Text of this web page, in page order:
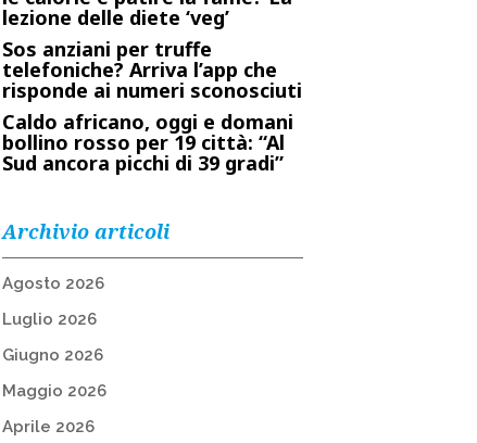
lezione delle diete ‘veg’
Sos anziani per truffe
telefoniche? Arriva l’app che
risponde ai numeri sconosciuti
Caldo africano, oggi e domani
bollino rosso per 19 città: “Al
Sud ancora picchi di 39 gradi”
Archivio articoli
Agosto 2026
Luglio 2026
Giugno 2026
Maggio 2026
Aprile 2026